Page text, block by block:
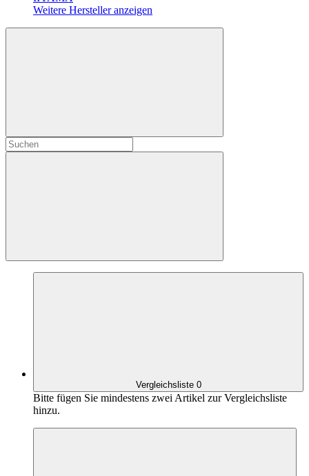
Weitere Hersteller anzeigen
Vergleichsliste 0
Bitte fügen Sie mindestens zwei Artikel zur Vergleichsliste
hinzu.